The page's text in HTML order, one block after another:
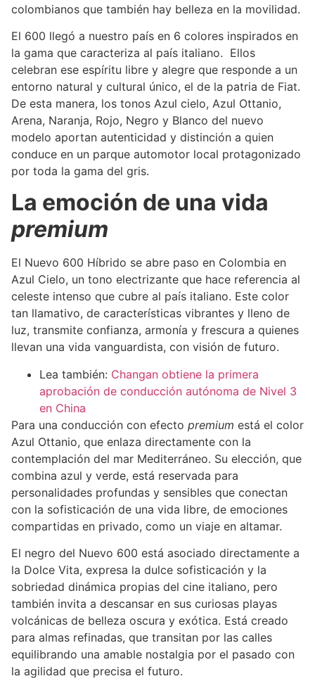
colombianos que también hay belleza en la movilidad.
El 600 llegó a nuestro país en 6 colores inspirados en
la gama que caracteriza al país italiano. Ellos
celebran ese espíritu libre y alegre que responde a un
entorno natural y cultural único, el de la patria de Fiat.
De esta manera, los tonos Azul cielo, Azul Ottanio,
Arena, Naranja, Rojo, Negro y Blanco del nuevo
modelo aportan autenticidad y distinción a quien
conduce en un parque automotor local protagonizado
por toda la gama del gris.
La emoción de una vida
premium
El Nuevo 600 Híbrido se abre paso en Colombia en
Azul Cielo, un tono electrizante que hace referencia al
celeste intenso que cubre al país italiano. Este color
tan llamativo, de características vibrantes y lleno de
luz, transmite confianza, armonía y frescura a quienes
llevan una vida vanguardista, con visión de futuro.
Lea también: Changan obtiene la primera
aprobación de conducción autónoma de Nivel 3
en China
Para una conducción con efecto premium está el color
Azul Ottanio, que enlaza directamente con la
contemplación del mar Mediterráneo. Su elección, que
combina azul y verde, está reservada para
personalidades profundas y sensibles que conectan
con la sofisticación de una vida libre, de emociones
compartidas en privado, como un viaje en altamar.
El negro del Nuevo 600 está asociado directamente a
la Dolce Vita, expresa la dulce sofisticación y la
sobriedad dinámica propias del cine italiano, pero
también invita a descansar en sus curiosas playas
volcánicas de belleza oscura y exótica. Está creado
para almas refinadas, que transitan por las calles
equilibrando una amable nostalgia por el pasado con
la agilidad que precisa el futuro.